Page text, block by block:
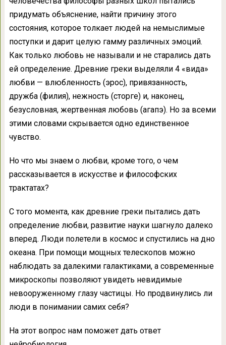
придумать объяснение, найти причину этого
состояния, которое толкает людей на немыслимые
поступки и дарит целую гамму различных эмоций.
Как только любовь не называли и не старались дать
ей определение. Древние греки выделяли 4 «вида»
любви — влюбленность (эрос), привязанность,
дружба (филия), нежность (сторге) и, наконец,
безусловная, жертвенная любовь (агапэ). Но за всеми
этими словами скрывается одно единственное
чувство.
Но что мы знаем о любви, кроме того, о чем
рассказывается в искусстве и философских
трактатах?
С того момента, как древние греки пытались дать
определение любви, развитие науки шагнуло далеко
вперед. Люди полетели в космос и спустились на дно
океана. При помощи мощных телескопов можно
наблюдать за далекими галактиками, а современные
микроскопы позволяют увидеть невидимые
невооруженному глазу частицы. Но продвинулись ли
люди в понимании самих себя?
На этот вопрос нам поможет дать ответ